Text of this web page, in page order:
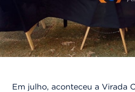
Em julho, aconteceu a Virada